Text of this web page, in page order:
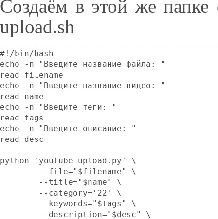
Создаём в этой же
upload.sh
#!/bin/bash
echo -n "Введите название файла: "
read filename
echo -n "Введите название видео: "
read name
echo -n "Введите теги: "
read tags
echo -n "Введите описание: "
read desc
python 'youtube-upload.py' \